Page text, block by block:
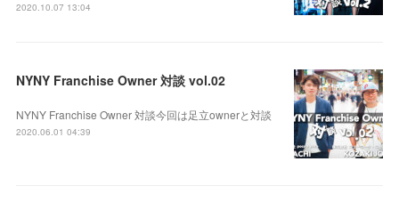
2020.10.07 13:04
NYNY Franchise Owner 対談 vol.02
NYNY Franchise Owner 対談今回は足立ownerと対談
2020.06.01 04:39